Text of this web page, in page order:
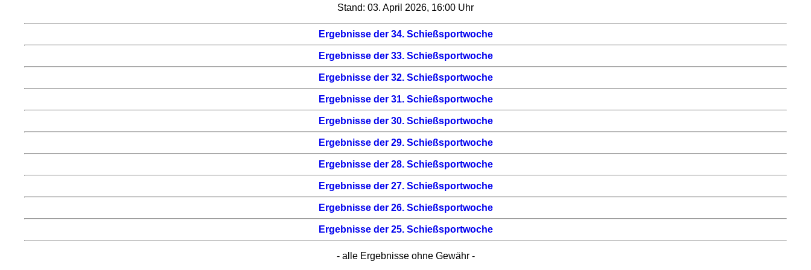
Stand: 03. April 2026, 16:00 Uhr
Ergebnisse der 34. Schießsportwoche
Ergebnisse der 33. Schießsportwoche
Ergebnisse der 32. Schießsportwoche
Ergebnisse der 31. Schießsportwoche
Ergebnisse der 30. Schießsportwoche
Ergebnisse der 29. Schießsportwoche
Ergebnisse der 28. Schießsportwoche
Ergebnisse der 27. Schießsportwoche
Ergebnisse der 26. Schießsportwoche
Ergebnisse der 25. Schießsportwoche
- alle Ergebnisse ohne Gewähr -